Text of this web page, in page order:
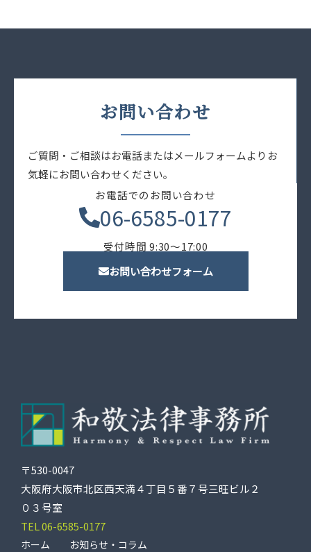
お問い合わせ
ご質問・ご相談はお電話またはメールフォームよりお
気軽にお問い合わせください。
お電話でのお問い合わせ
06-6585-0177
受付時間 9:30〜17:00
お問い合わせフォーム
〒530-0047
大阪府大阪市北区西天満４丁目５番７号三旺ビル２
０３号室
TEL 06-6585-0177
ホーム お知らせ・コラム